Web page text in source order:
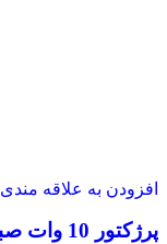
افزودن به علاقه مندی
پرژکتور 10 وات صبا ترانس مدل APL